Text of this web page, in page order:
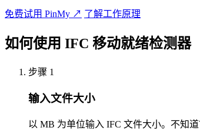
免费试用 PinMy ↗ 了解工作原理
如何使用 IFC 移动就绪检测器
步骤 1
输入文件大小
以 MB 为单位输入 IFC 文件大小。不知